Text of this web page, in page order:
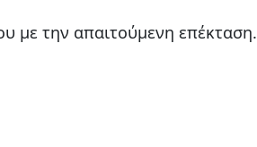
με την απαιτούμενη επέκταση.